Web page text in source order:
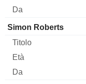
Simon Roberts